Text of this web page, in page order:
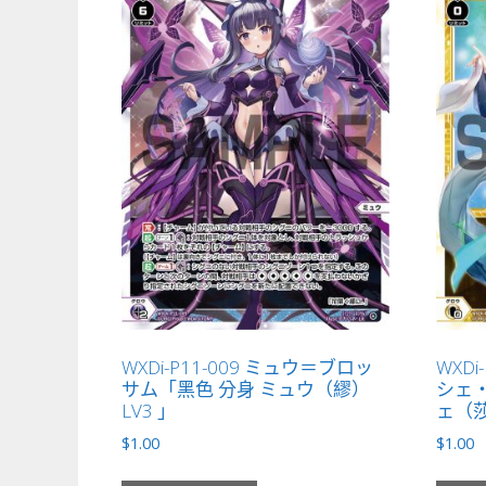
WXDi-P11-009 ミュウ＝ブロッ
サム「黑色 分身 ミュウ（繆）
LV3 」
$1.00
シェ
ェ（
$1.00